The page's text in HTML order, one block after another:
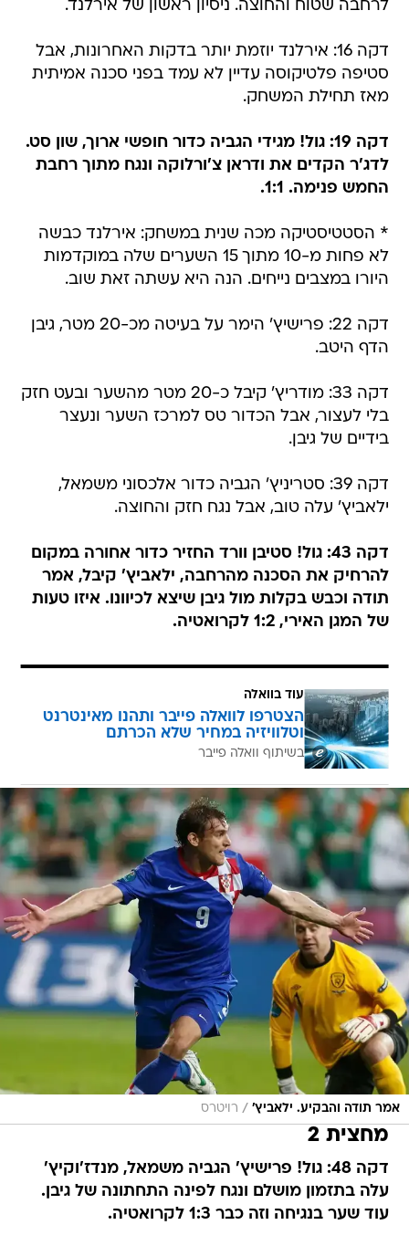
לרחבה שטוח והחוצה. ניסיון ראשון של אירלנד.
דקה 16: אירלנד יוזמת יותר בדקות האחרונות, אבל
סטיפה פלטיקוסה עדיין לא עמד בפני סכנה אמיתית
מאז תחילת המשחק.
דקה 19: גול! מגידי הגביה כדור חופשי ארוך, שון סט.
לדג'ר הקדים את ודראן צ'ורלוקה ונגח מתוך רחבת
החמש פנימה. 1:1.
* הסטטיסטיקה מכה שנית במשחק: אירלנד כבשה
לא פחות מ-10 מתוך 15 השערים שלה במוקדמות
היורו במצבים נייחים. הנה היא עשתה זאת שוב.
דקה 22: פרישיץ' הימר על בעיטה מכ-20 מטר, גיבן
הדף היטב.
דקה 33: מודריץ' קיבל כ-20 מטר מהשער ובעט חזק
בלי לעצור, אבל הכדור טס למרכז השער ונעצר
בידיים של גיבן.
דקה 39: סטריניץ' הגביה כדור אלכסוני משמאל,
ילאביץ' עלה טוב, אבל נגח חזק והחוצה.
דקה 43: גול! סטיבן וורד החזיר כדור אחורה במקום
להרחיק את הסכנה מהרחבה, ילאביץ' קיבל, אמר
תודה וכבש בקלות מול גיבן שיצא לכיוונו. איזו טעות
של המגן האירי, 1:2 לקרואטיה.
עוד בוואלה
הצטרפו לוואלה פייבר ותהנו מאינטרנט
וטלוויזיה במחיר שלא הכרתם
בשיתוף וואלה פייבר
אמר תודה והבקיע. ילאביץ' / רויטרס
מחצית 2
דקה 48: גול! פרישיץ' הגביה משמאל, מנדז'וקיץ'
עלה בתזמון מושלם ונגח לפינה התחתונה של גיבן.
עוד שער בנגיחה וזה כבר 1:3 לקרואטיה.